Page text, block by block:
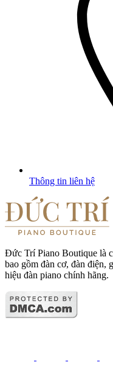
Thông tin liên hệ
Đức Trí Piano Boutique là
bao gồm đàn cơ, đàn điện,
hiệu đàn piano chính hãng.